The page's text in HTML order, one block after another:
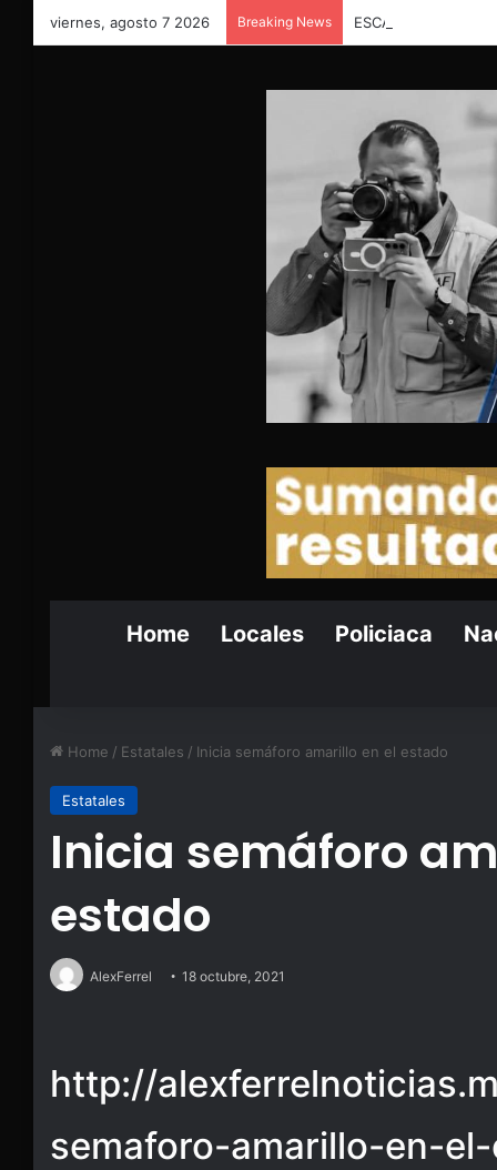
viernes, agosto 7 2026 Breaking News ESCAPAN
Home Locales Policiaca
Home / Estatales / Inicia semáforo amarillo en el estado
Estatales
Inicia semáforo
estado
AlexFerrel 18 octubre, 2021
http://
semaforo-amarillo-en-